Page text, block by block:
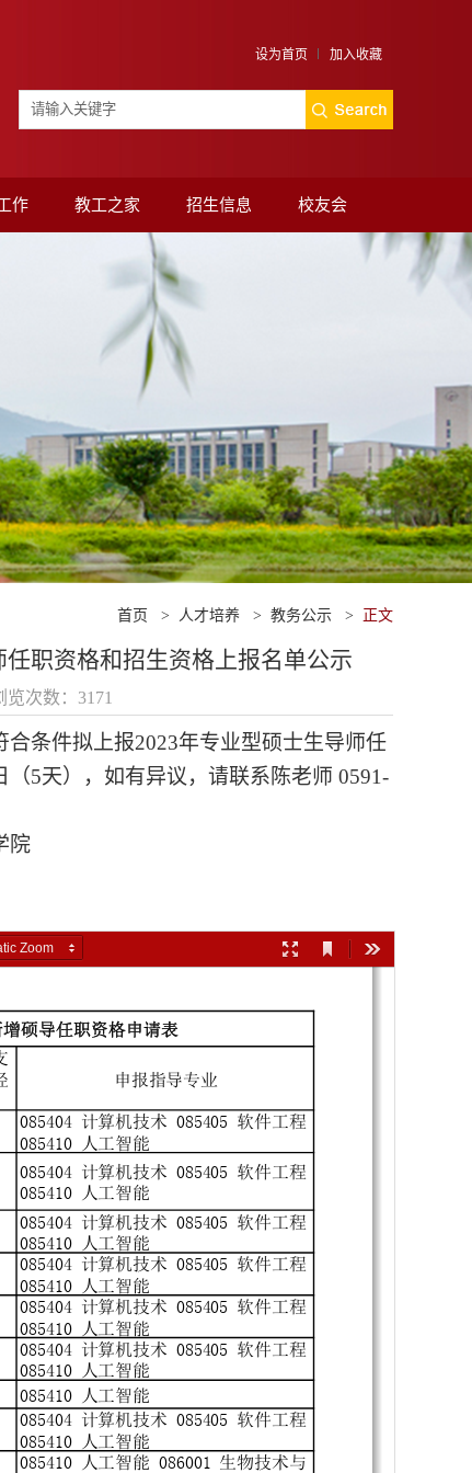
设为首页 加入收藏
作 教工之家 招生信息 校友会
首页 > 人才培养 > 教务公示 > 正文
职资格和招生资格上报名单公示
次数： 3171
合条件拟上报2023年专业型硕士生导师任
5天） ，如有异议，请联系陈老师 0591-